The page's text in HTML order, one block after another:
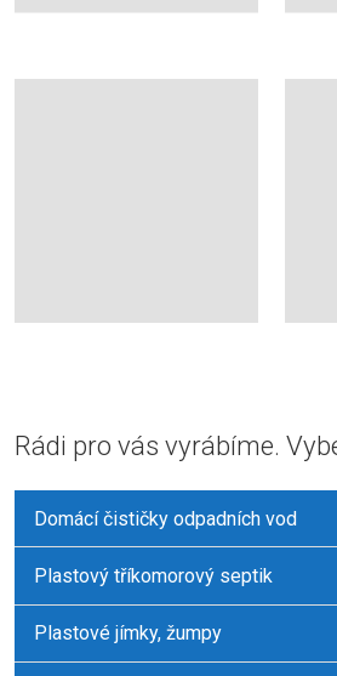
Rádi pro vás vyrábíme.
Domácí čističky odpadních vod
Plastový tříkomorový septik
Plastové jímky, žumpy